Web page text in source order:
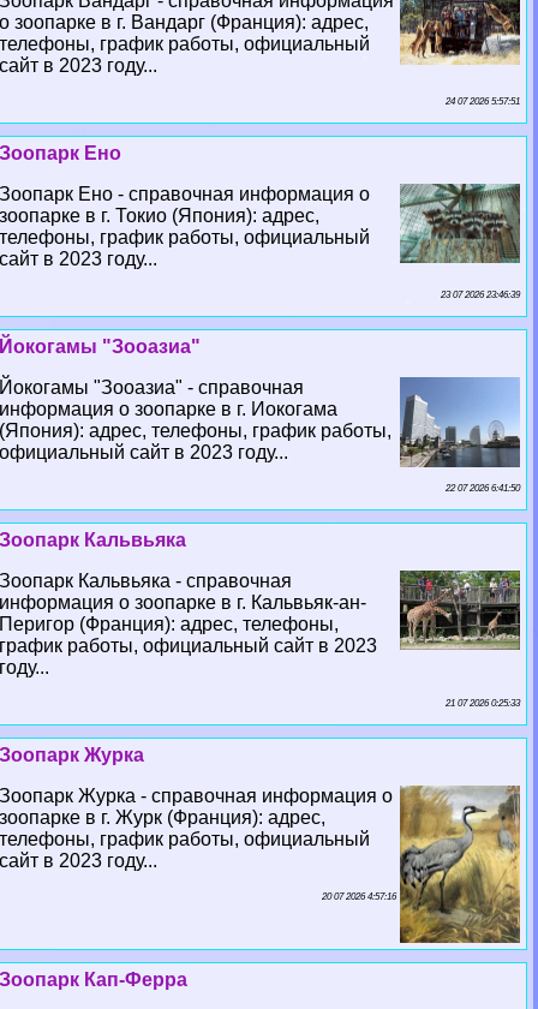
о зоопарке в г. Вандарг (Франция): адрес,
телефоны, график работы, официальный
сайт в 2023 году...
24 07 2026 5:57:51
Зоопарк Ено
Зоопарк Ено - справочная информация о
зоопарке в г. Токио (Япония): адрес,
телефоны, график работы, официальный
сайт в 2023 году...
23 07 2026 23:46:39
Йокогамы "Зооазиа"
Йокогамы "Зооазиа" - справочная
информация о зоопарке в г. Иокогама
(Япония): адрес, телефоны, график работы,
официальный сайт в 2023 году...
22 07 2026 6:41:50
Зоопарк Кальвьяка
Зоопарк Кальвьяка - справочная
информация о зоопарке в г. Кальвьяк-ан-
Перигор (Франция): адрес, телефоны,
график работы, официальный сайт в 2023
году...
21 07 2026 0:25:33
Зоопарк Журка
Зоопарк Журка - справочная информация о
зоопарке в г. Журк (Франция): адрес,
телефоны, график работы, официальный
сайт в 2023 году...
20 07 2026 4:57:16
Зоопарк Кап-Ферра